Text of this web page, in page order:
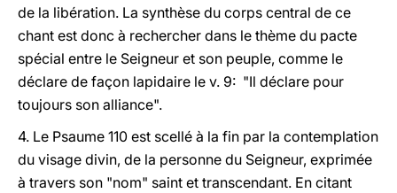
de la libération. La synthèse du corps central de ce
chant est donc à rechercher dans le thème du pacte
spécial entre le Seigneur et son peuple, comme le
déclare de façon lapidaire le v. 9: "Il déclare pour
toujours son alliance".
4. Le Psaume 110 est scellé à la fin par la contemplation
du visage divin, de la personne du Seigneur, exprimée
à travers son "nom" saint et transcendant. En citant